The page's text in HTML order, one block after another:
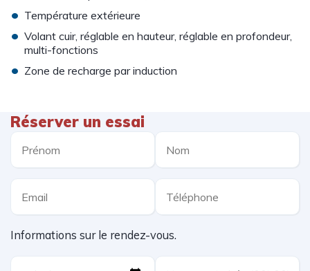
• Température extérieure
• Volant cuir, réglable en hauteur, réglable en profondeur,
multi-fonctions
• Zone de recharge par induction
Réserver un essai
Informations sur le rendez-vous.